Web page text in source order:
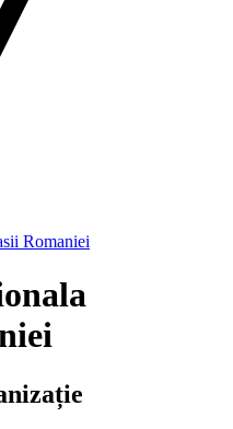
Romaniei